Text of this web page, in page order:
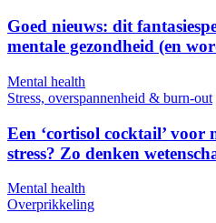
Goed nieuws: dit
mentale gezondheid (en
Mental health
Stress, overspannenheid & burn-out
Een ‘cortisol cocktail’ voor
stress? Zo denken
Mental health
Overprikkeling